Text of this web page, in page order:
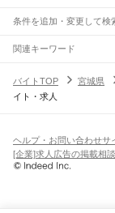
条件を追加・変更して検
市区町村を追加・変更
宮城県すべて
仙台市
東松島市大崎市富
牡鹿郡本吉郡
駅を追加・変更
国府多賀城駅塩釜駅
瀬峰駅梅ケ沢駅新田駅
職種を追加・変更
飲食・フードサービス
ホールスタッフキッ
パン屋（ベーカリー）
人気
日払いOK高校生歓迎
雇用形態を追加・変更
関連キーワード
宮城県 IT・Web・ゲ
宮城県 IT・Web・ゲ
バイトTOP 仕事宮城
バイトTOP 宮城県
イト・求人
ヘルプ・お問い合わせサ
[企業]求人広告の掲載相談